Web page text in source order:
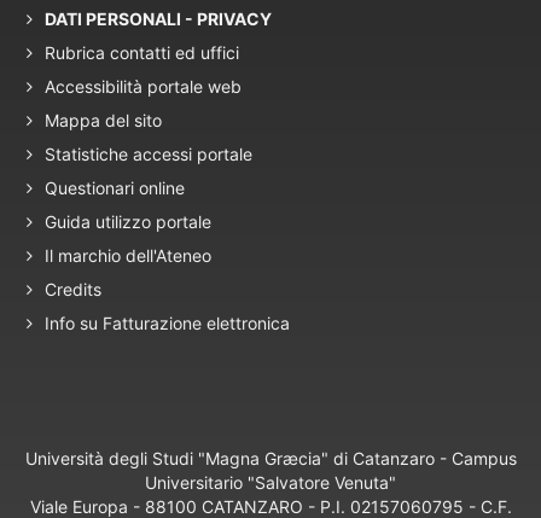
DATI PERSONALI - PRIVACY
Rubrica contatti ed uffici
Accessibilità portale web
Mappa del sito
Statistiche accessi portale
Questionari online
Guida utilizzo portale
Il marchio dell'Ateneo
Credits
Info su Fatturazione elettronica
Università degli Studi "Magna Græcia" di Catanzaro - Campus
Universitario "Salvatore Venuta"
Viale Europa - 88100 CATANZARO - P.I. 02157060795 - C.F.